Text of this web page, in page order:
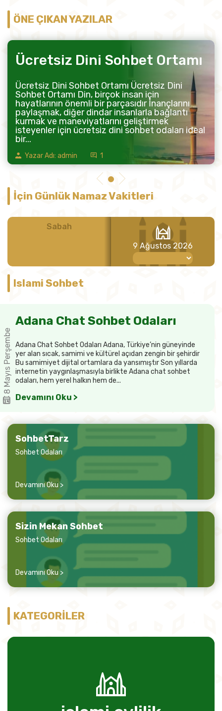
ÖNE ÇIKAN YAZILAR
Ücretsiz Dini Sohbet Ortamı
Ücretsiz Dini Sohbet Ortamı Ücretsiz Dini
Sohbet Ortamı Din, birçok insan için
hayatlarının önemli bir parçasıdır İnançlarını
paylaşmak, diğer dindar insanlarla bağlantı
kurmak ve maneviyatlarını geliştirmek
isteyenler için ücretsiz dini sohbet odaları ideal
bir...
Yazar Adı: admin 1
İçin Günlük Namaz Vakitleri
Sabah Öğle
9 Ağustos 2026
Islami Sohbet
8 Mayıs Perşembe
Adana Chat Sohbet Odaları
Adana Chat Sohbet Odaları Adana, Türkiye’nin güneyinde
yer alan sıcak, samimi ve kültürel açıdan zengin bir şehirdir
Bu samimiyet dijital ortamlara da yansımıştır Son yıllarda
internetin yaygınlaşmasıyla birlikte Adana chat sohbet
odaları, hem yerel halkın hem de...
Devamını Oku >
SohbetTarz
Sohbet Odaları
Devamını Oku >
Sizin Mekan Sohbet
Sohbet Odaları
Devamını Oku >
KATEGORİLER